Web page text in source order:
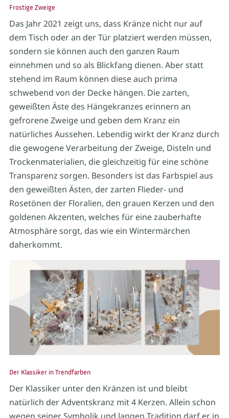
Frostige Zweige
Das Jahr 2021 zeigt uns, dass Kränze nicht nur auf
dem Tisch oder an der Tür platziert werden müssen,
sondern sie können auch den ganzen Raum
einnehmen und so als Blickfang dienen. Aber statt
stehend im Raum können diese auch prima
schwebend von der Decke hängen. Die zarten,
geweißten Äste des Hängekranzes erinnern an
gefrorene Zweige und geben dem Kranz ein
natürliches Aussehen. Lebendig wirkt der Kranz durch
die gewogene Verarbeitung der Zweige, Disteln und
Trockenmaterialien, die gleichzeitig für eine schöne
Transparenz sorgen. Besonders ist das Farbspiel aus
den geweißten Ästen, der zarten Flieder- und
Rosetönen der Floralien, den grauen Kerzen und den
goldenen Akzenten, welches für eine zauberhafte
Atmosphäre sorgt, das wie ein Wintermärchen
daherkommt.
Der Klassiker in Trendfarben
Der Klassiker unter den Kränzen ist und bleibt
natürlich der Adventskranz mit 4 Kerzen. Allein schon